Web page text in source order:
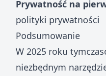
Prywatność na
polityki prywatności
Podsumowanie
W 2025 roku
niezbędnym